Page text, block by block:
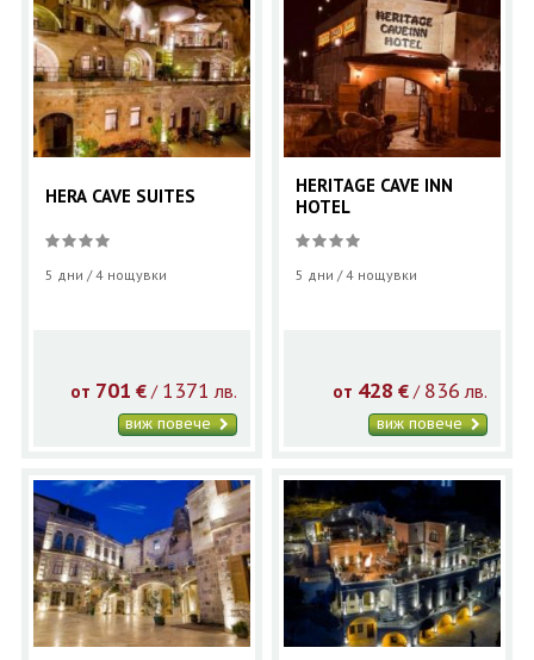
HERA CAVE SUITES
5 дни / 4 нощувки
от 701 €/ 1371 лв.
виж повече
HERITAGE CAVE INN
HOTEL
5 дни / 4 нощувки
от 428 € / 836 лв.
виж повече